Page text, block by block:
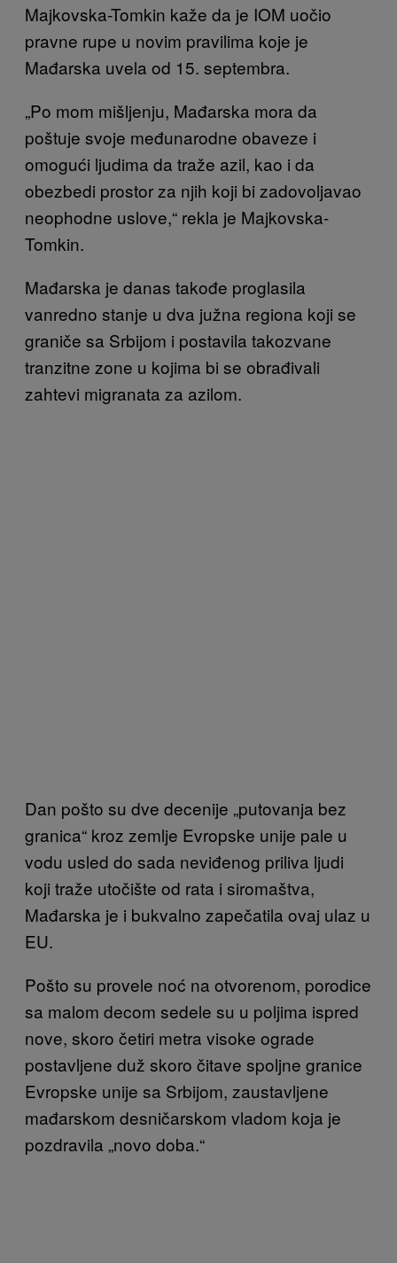
Majkovska-Tomkin kaže da je IOM uočio
pravne rupe u novim pravilima koje je
Mađarska uvela od 15. septembra.
„Po mom mišljenju, Mađarska mora da
poštuje svoje međunarodne obaveze i
omogući ljudima da traže azil, kao i da
obezbedi prostor za njih koji bi zadovoljavao
neophodne uslove,“ rekla je Majkovska-
Tomkin.
Mađarska je danas takođe proglasila
vanredno stanje u dva južna regiona koji se
graniče sa Srbijom i postavila takozvane
tranzitne zone u kojima bi se obrađivali
zahtevi migranata za azilom.
Dan pošto su dve decenije „putovanja bez
granica“ kroz zemlje Evropske unije pale u
vodu usled do sada neviđenog priliva ljudi
koji traže utočište od rata i siromaštva,
Mađarska je i bukvalno zapečatila ovaj ulaz u
EU.
Pošto su provele noć na otvorenom, porodice
sa malom decom sedele su u poljima ispred
nove, skoro četiri metra visoke ograde
postavljene duž skoro čitave spoljne granice
Evropske unije sa Srbijom, zaustavljene
mađarskom desničarskom vladom koja je
pozdravila „novo doba.“